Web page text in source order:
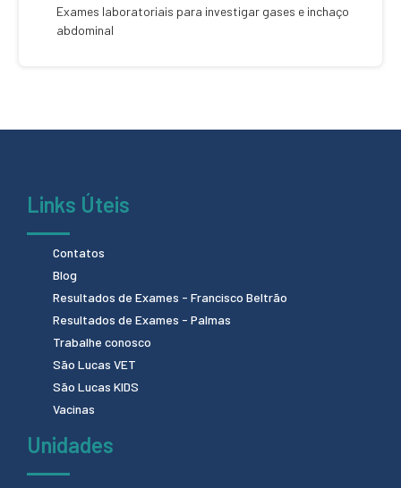
Exames laboratoriais para investigar gases e inchaço
abdominal
Links Úteis
Contatos
Blog
Resultados de Exames - Francisco Beltrão
Resultados de Exames - Palmas
Trabalhe conosco
São Lucas VET
São Lucas KIDS
Vacinas
Unidades